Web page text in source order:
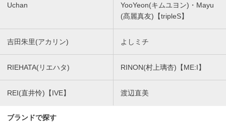
Uchan
YooYeon(キムユヨン)・Mayu
(髙麗真友)【tripleS】
吉田朱里(アカリン) よしミチ
RIEHATA(リエハタ) RINON(村上璃杏)【ME:I】
REI(直井怜)【IVE】 渡辺直美
ブランドで探す